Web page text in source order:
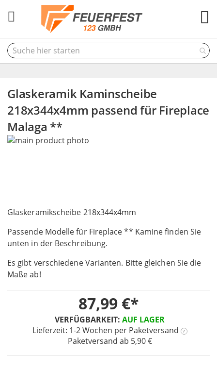
Glaskeramik Kaminscheibe
218x344x4mm passend für Fireplace
Malaga **
Glaskeramikscheibe 218x344x4mm
Passende Modelle für Fireplace ** Kamine finden Sie
unten in der Beschreibung.
Es gibt verschiedene Varianten. Bitte gleichen Sie die
Maße ab!
VERFÜGBARKEIT: AUF LAGER
Lieferzeit: 1-2 Wochen per Paketversand ?
Paketversand ab 5,90 €
87,99 €
Skip
gallery
to
beginning
of
images
gallery